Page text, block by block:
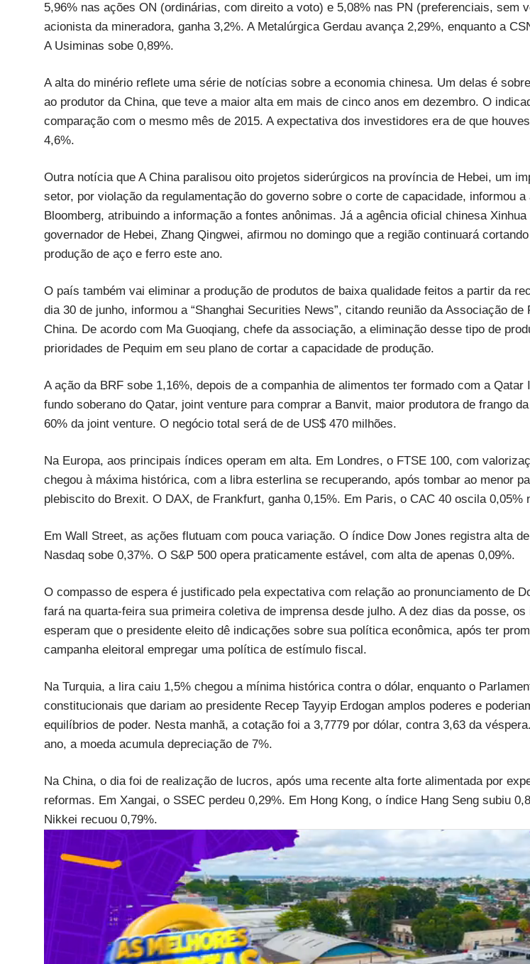
5,96% nas ações ON (ordinárias, com direito a voto) e 5,08% nas PN (preferenciais, sem
acionista da mineradora, ganha 3,2%. A Metalúrgica Gerdau avança 2,29%, enquanto a
A Usiminas sobe 0,89%.
A alta do minério reflete uma série de notícias sobre a economia chinesa. Um delas é
ao produtor da China, que teve a maior alta em mais de cinco anos em dezembro. O
comparação com o mesmo mês de 2015. A expectativa dos investidores era de que
4,6%.
Outra notícia que A China paralisou oito projetos siderúrgicos na província de Hebei, um
setor, por violação da regulamentação do governo sobre o corte de capacidade, informou
Bloomberg, atribuindo a informação a fontes anônimas. Já a agência oficial chinesa
governador de Hebei, Zhang Qingwei, afirmou no domingo que a região continuará
produção de aço e ferro este ano.
O país também vai eliminar a produção de produtos de baixa qualidade feitos a partir da
dia 30 de junho, informou a “Shanghai Securities News”, citando reunião da Associação de
China. De acordo com Ma Guoqiang, chefe da associação, a eliminação desse tipo de
prioridades de Pequim em seu plano de cortar a capacidade de produção.
A ação da BRF sobe 1,16%, depois de a companhia de alimentos ter formado com a Qatar
fundo soberano do Qatar, joint venture para comprar a Banvit, maior produtora de frango
60% da joint venture. O negócio total será de de US$ 470 milhões.
Na Europa, aos principais índices operam em alta. Em Londres, o FTSE 100, com
chegou à máxima histórica, com a libra esterlina se recuperando, após tombar ao menor
plebiscito do Brexit. O DAX, de Frankfurt, ganha 0,15%. Em Paris, o CAC 40 oscila 0,05%
Em Wall Street, as ações flutuam com pouca variação. O índice Dow Jones registra alta
Nasdaq sobe 0,37%. O S&P 500 opera praticamente estável, com alta de apenas 0,09%.
O compasso de espera é justificado pela expectativa com relação ao pronunciamento de
fará na quarta-feira sua primeira coletiva de imprensa desde julho. A dez dias da posse, os
esperam que o presidente eleito dê indicações sobre sua política econômica, após ter
campanha eleitoral empregar uma política de estímulo fiscal.
Na Turquia, a lira caiu 1,5% chegou a mínima histórica contra o dólar, enquanto o
constitucionais que dariam ao presidente Recep Tayyip Erdogan amplos poderes e
equilíbrios de poder. Nesta manhã, a cotação foi a 3,7779 por dólar, contra 3,63 da
ano, a moeda acumula depreciação de 7%.
Na China, o dia foi de realização de lucros, após uma recente alta forte alimentada por
reformas. Em Xangai, o SSEC perdeu 0,29%. Em Hong Kong, o índice Hang Seng subiu
Nikkei recuou 0,79%.